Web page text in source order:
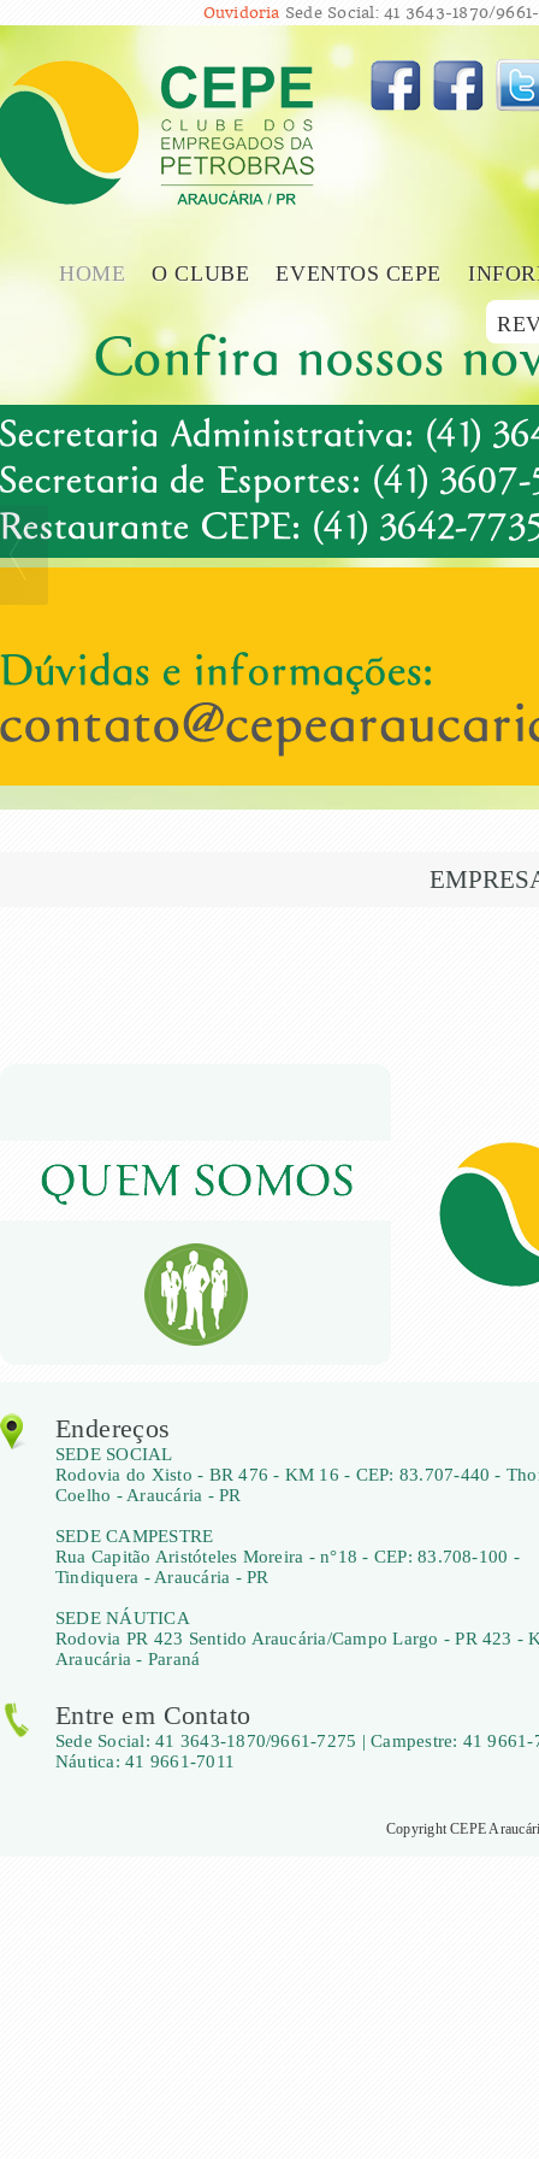
Ouvidoria Sede Social: 41 3643-1870/
HOME O CLUBE EVENTOS CEPE
Endereços
SEDE SOCIAL
Rodovia do Xisto - BR 476 - KM 16 - CEP: 83.707-440 -
Coelho - Araucária - PR
SEDE CAMPESTRE
Rua Capitão Aristóteles Moreira - n°18 - CEP: 83.708-100 -
Tindiquera - Araucária - PR
SEDE NÁUTICA
Rodovia PR 423 Sentido Araucária/Campo Largo - PR 423 -
Araucária - Paraná
Entre em Contato
Sede Social: 41 3643-1870/9661-7275 | Campestre: 41 9661-
Náutica: 41 9661-7011
Copyright CEPE